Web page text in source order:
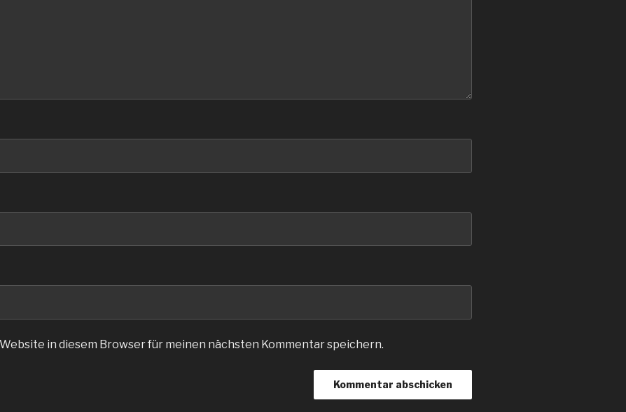
in diesem Browser für meinen nächsten Kommentar speichern.